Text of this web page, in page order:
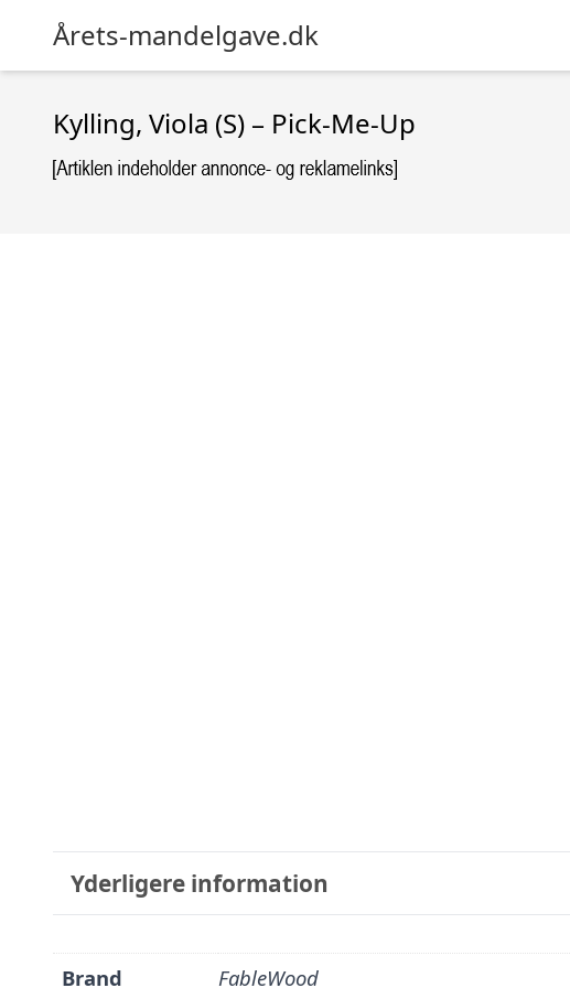
Årets-mandelgave.dk
Kylling, Viola (S) – Pick-Me-Up
Yderligere information
Brand FableWood